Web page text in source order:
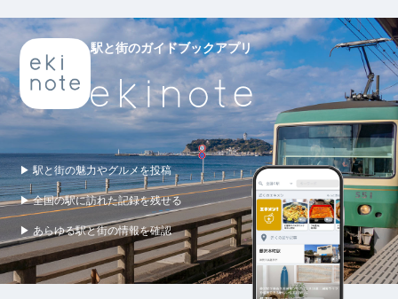
駅と街のガイドブックアプリ
▶ 駅と街の魅力やグルメを投稿
▶ 全国の駅に訪れた記録を残せる
▶ あらゆる駅と街の情報を確認